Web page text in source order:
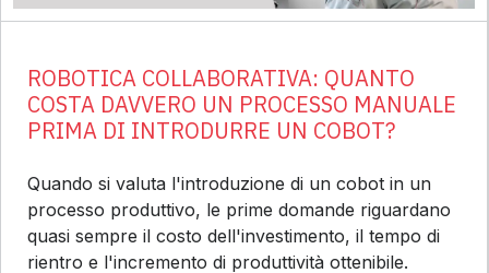
ROBOTICA COLLABORATIVA: QUANTO
COSTA DAVVERO UN PROCESSO MANUALE
PRIMA DI INTRODURRE UN COBOT?
Quando si valuta l'introduzione di un cobot in un
processo produttivo, le prime domande riguardano
quasi sempre il costo dell'investimento, il tempo di
rientro e l'incremento di produttività ottenibile.